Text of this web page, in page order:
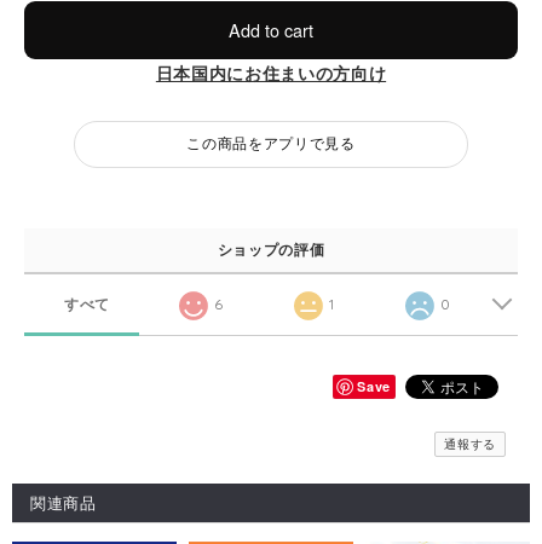
Add to cart
日本国内にお住まいの方向け
この商品をアプリで見る
ショップの評価
すべて 6 1 0
Save
通報する
関連商品